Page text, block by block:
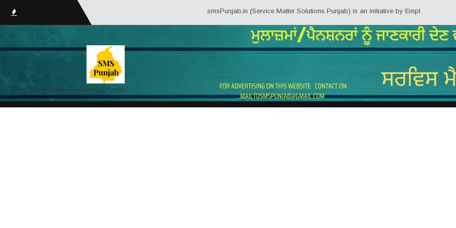
smsPunjab.in (Service Matter Solutions Punjab) is an initiative by Employees/
Portal for Employees/Pensioners of Punjab